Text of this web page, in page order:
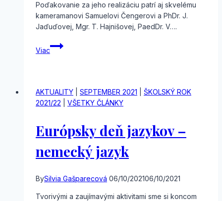
Poďakovanie za jeho realizáciu patrí aj skvelému
kameramanovi Samuelovi Čengerovi a PhDr. J.
Jaďuďovej, Mgr. T. Hajnišovej, PaedDr. V….
Viac
Európsky
deň
GAV-
e
(nielen)
anglicky
AKTUALITY SEPTEMBER 2021
ŠKOLSKÝ ROK
2021/22
VŠETKY ČLÁNKY
Európsky deň jazykov –
nemecký jazyk
BySilvia Gašparecová 06/10/202106/10/2021
Tvorivými a zaujímavými aktivitami sme si koncom